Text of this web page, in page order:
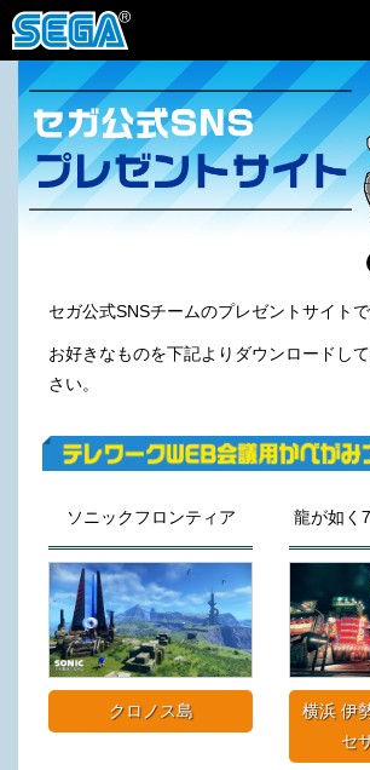
セガ公式SNSチームのプレゼントサイトで
お好きなものを下記よりダウンロードし
さい。
ソニックフロンティア
クロノス島
龍が如
横浜 伊
セ